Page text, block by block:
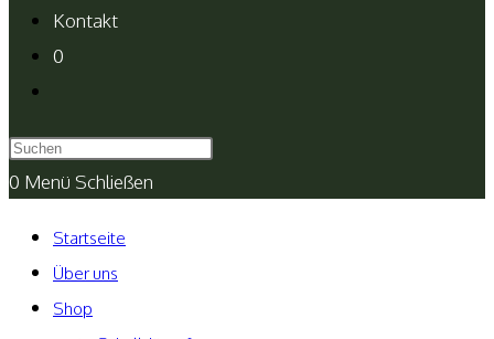
Kontakt
0
umschalten
0 Menü Schließen
Startseite
Über uns
Shop